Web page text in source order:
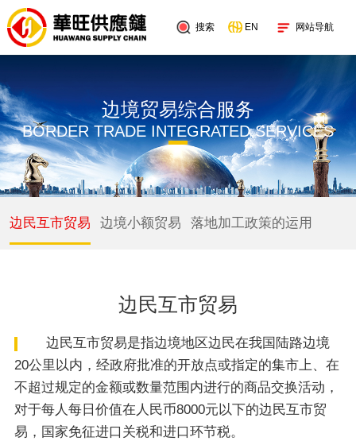
搜索 EN 网站导航
边境贸易综合服务
BORDER TRADE INTEGRATED SERVICES
边民互市贸易 边境小额贸易 落地加工政策的运用
边民互市贸易
边民互市贸易是指边境地区边民在我国陆路边境
20公里以内，经政府批准的开放点或指定的集市上、在
不超过规定的金额或数量范围内进行的商品交换活动，
对于每人每日价值在人民币8000元以下的边民互市贸
易，国家免征进口关税和进口环节税。